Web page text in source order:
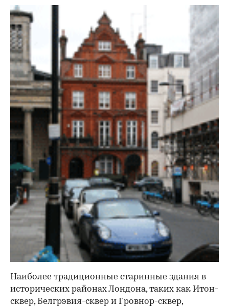
Наиболее традиционные старинные здания в
исторических районах Лондона, таких как Итон-
сквер, Белгрэвия-сквер и Гровнор-сквер,